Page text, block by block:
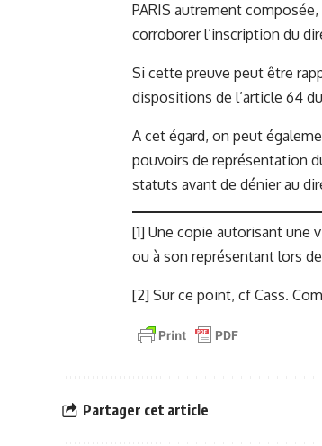
PARIS autrement
corroborer l’inscription du
Si cette preuve peut être
dispositions de l’article 64
A cet égard, on peut
pouvoirs de représentation
statuts avant de dénier au
[1] Une copie autorisant une
ou à son représentant lors
[2] Sur ce point, cf Cass.
Partager cet article